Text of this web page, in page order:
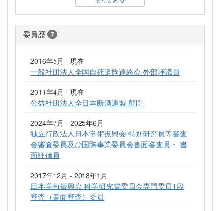
委員歴 7
2016年5月 - 現在
一般社団法人全国自死遺族連絡会 外部評議員
2011年4月 - 現在
公益社団法人全日本断酒連盟 顧問
2024年7月 - 2025年6月
独立行政法人日本学術振興会 特別研究員等審査
会審査委員及び国際事業委員会書面審査員・ 書
面評価員
2017年12月 - 2018年1月
日本学術振興会 科学研究費委員会専門委員1段
審査（書面審査）委員